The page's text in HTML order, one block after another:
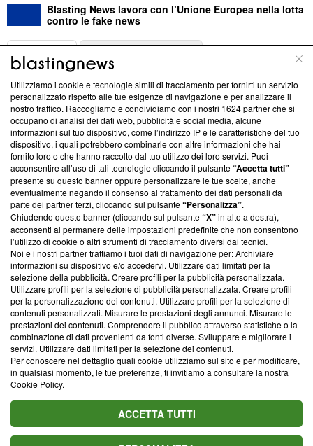
Blasting News lavora con l’Unione Europea nella lotta
contro le fake news
ABOUT
Questa sezione offre informazioni trasparenti su Blasting
News, sui nostri processi editoriali e su come ci impegniamo a
creare news di qualità. Inoltre, afferma la nostra aderenza a
‘Trust Project - News with Integrity’Blasting News non è
ancora membro del programma, ma ha richiesto di farne
parte; Trust Project non ha ancora effettuato una verifica di
conformità agli standard.
Su di noi
Team editoriale
Corporate
Redazione
Informativa Privacy
Cookie Policy
Blasting SA, IDI CHE-247.845.224, Via Carlo Frasca, 3 - 6900
Lugano (Svizzera) Tel:+39 0690258937
© 2026 Blasting News
Utilizziamo i cookie e tecnologie simili di tracciamento per fornirti un servizio
personalizzato rispetto alle tue esigenze di navigazione e per analizzare il
nostro traffico. Raccogliamo e condividiamo con i nostri 1624partner che si
occupano di analisi dei dati web, pubblicità e social media, alcune
informazioni sul tuo dispositivo, come l’indirizzo IP e le caratteristiche del tuo
dispositivo, i quali potrebbero combinarle con altre informazioni che hai
fornito loro o che hanno raccolto dal tuo utilizzo dei loro servizi. Puoi
acconsentire all’uso di tali tecnologie cliccando il pulsante“Accetta tutti”
presente su questo banner oppure personalizzare le tue scelte, anche
eventualmente negando il consenso al trattamento dei dati personali da
parte dei partner terzi, cliccando sul pulsante“Personalizza”.
Chiudendo questo banner (cliccando sul pulsante“X”in alto a destra),
acconsenti al permanere delle impostazioni predefinite che non consentono
l’utilizzo di cookie o altri strumenti di tracciamento diversi dai tecnici.
Noi e i nostri partner trattiamo i tuoi dati di navigazione per: Archiviare
informazioni su dispositivo e/o accedervi. Utilizzare dati limitati per la
selezione della pubblicità. Creare profili per la pubblicità personalizzata.
Utilizzare profili per la selezione di pubblicità personalizzata. Creare profili
per la personalizzazione dei contenuti. Utilizzare profili per la selezione di
contenuti personalizzati. Misurare le prestazioni degli annunci. Misurare le
prestazioni dei contenuti. Comprendere il pubblico attraverso statistiche o la
combinazione di dati provenienti da fonti diverse. Sviluppare e migliorare i
servizi. Utilizzare dati limitati per la selezione dei contenuti.
Per conoscere nel dettaglio quali cookie utilizziamo sul sito e per modificare,
in qualsiasi momento, le tue preferenze, ti invitiamo a consultare la nostra
Cookie Policy.
ACCETTA TUTTI